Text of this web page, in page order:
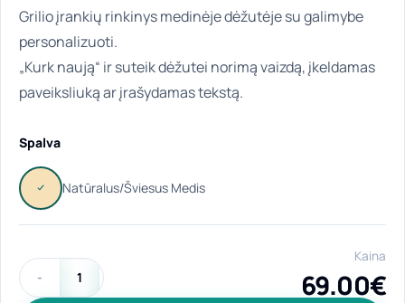
Grilio įrankių rinkinys medinėje dėžutėje su galimybe
personalizuoti.
„Kurk naują“ ir suteik dėžutei norimą vaizdą, įkeldamas
paveiksliuką ar įrašydamas tekstą.
Spalva
produkto kiekis: Grilio įrankių rinkinys „Grill“
Kaina
69.00€